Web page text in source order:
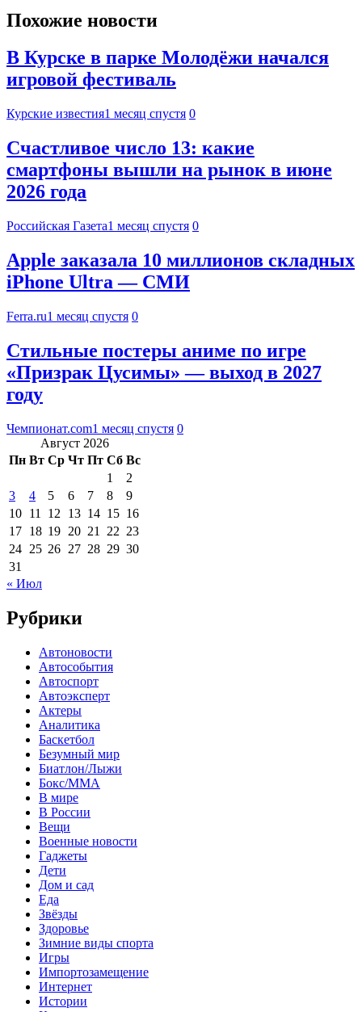
Похожие новости
В Курске в парке Молодёжи начался
игровой фестиваль
Курские известия1 месяц спустя 0
Счастливое число 13: какие
смартфоны вышли на рынок в июне
2026 года
Российская Газета1 месяц спустя 0
Apple заказала 10 миллионов складных
iPhone Ultra — СМИ
Ferra.ru1 месяц спустя 0
Стильные постеры аниме по игре
«Призрак Цусимы» — выход в 2027
году
Чемпионат.com1 месяц спустя 0
Август 2026
Пн Вт Ср Чт Пт Сб Вс
1
2
3
4 5 6 7 8
9
10 11 12 13 14 15 16
17 18 19 20 21 22 23
24 25 26 27 28 29 30
31
« Июл
Рубрики
Автоновости
Автособытия
Автоспорт
Автоэксперт
Актеры
Аналитика
Баскетбол
Безумный мир
Биатлон/Лыжи
Бокс/MMA
В мире
В России
Вещи
Военные новости
Гаджеты
Дети
Дом и сад
Еда
Звёзды
Здоровье
Зимние виды спорта
Игры
Импортозамещение
Интернет
Истории